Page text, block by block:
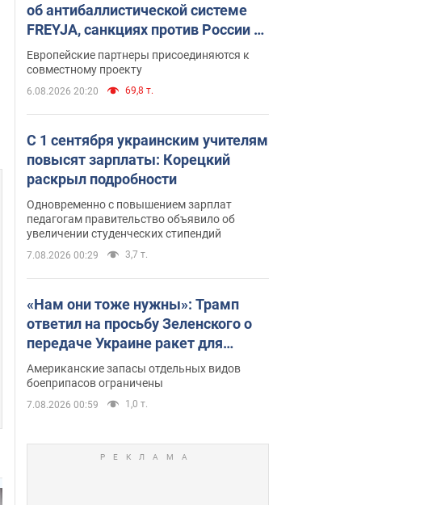
об антибаллистической системе
FREYJA, санкциях против России и
поддержке аграриев. Видео
Европейские партнеры присоединяются к
совместному проекту
6.08.2026 20:20 69,8 т.
С 1 сентября украинским учителям
повысят зарплаты: Корецкий
раскрыл подробности
Одновременно с повышением зарплат
педагогам правительство объявило об
увеличении студенческих стипендий
7.08.2026 00:29 3,7 т.
«Нам они тоже нужны»: Трамп
ответил на просьбу Зеленского о
передаче Украине ракет для
Patriot
Американские запасы отдельных видов
боеприпасов ограничены
7.08.2026 00:59 1,0 т.